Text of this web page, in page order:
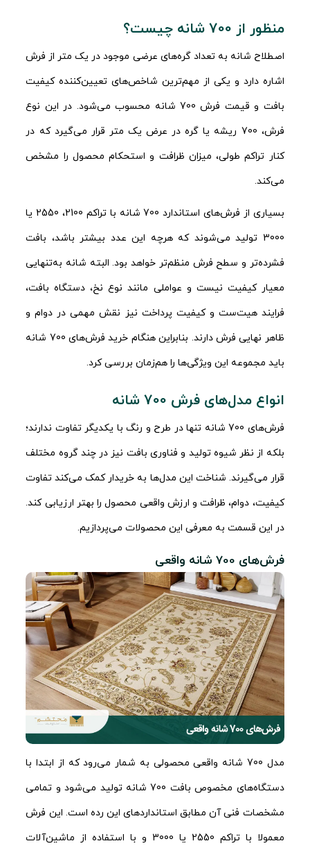
منظور از 700 شانه چیست؟
اصطلاح شانه به تعداد گره‌های عرضی موجود در یک متر از فرش
اشاره دارد و یکی از مهم‌ترین شاخص‌های تعیین‌کننده کیفیت
بافت و قیمت فرش 700 شانه محسوب می‌شود. در این نوع
فرش، 700 ریشه یا گره در عرض یک متر قرار می‌گیرد که در
کنار تراکم طولی، میزان ظرافت و استحکام محصول را مشخص
می‌کند.
بسیاری از فرش‌های استاندارد 700 شانه با تراکم 2100، 2550 یا
3000 تولید می‌شوند که هرچه این عدد بیشتر باشد، بافت
فشرده‌تر و سطح فرش منظم‌تر خواهد بود. البته شانه به‌تنهایی
معیار کیفیت نیست و عواملی مانند نوع نخ، دستگاه بافت،
فرایند هیت‌ست و کیفیت پرداخت نیز نقش مهمی در دوام و
ظاهر نهایی فرش دارند. بنابراین هنگام خرید فرش‌های 700 شانه
باید مجموعه این ویژگی‌ها را هم‌زمان بررسی کرد.
انواع مدل‌های فرش 700 شانه
فرش‌های 700 شانه تنها در طرح و رنگ با یکدیگر تفاوت ندارند؛
بلکه از نظر شیوه تولید و فناوری بافت نیز در چند گروه مختلف
قرار می‌گیرند. شناخت این مدل‌ها به خریدار کمک می‌کند تفاوت
کیفیت، دوام، ظرافت و ارزش واقعی محصول را بهتر ارزیابی کند.
در این قسمت به معرفی این محصولات می‌پردازیم.
فرش‌های 700 شانه واقعی
مدل 700 شانه واقعی محصولی به شمار می‌رود که از ابتدا با
دستگاه‌های مخصوص بافت 700 شانه تولید می‌شود و تمامی
مشخصات فنی آن مطابق استانداردهای این رده است. این فرش
معمولا با تراکم 2550 یا 3000 و با استفاده از ماشین‌آلات